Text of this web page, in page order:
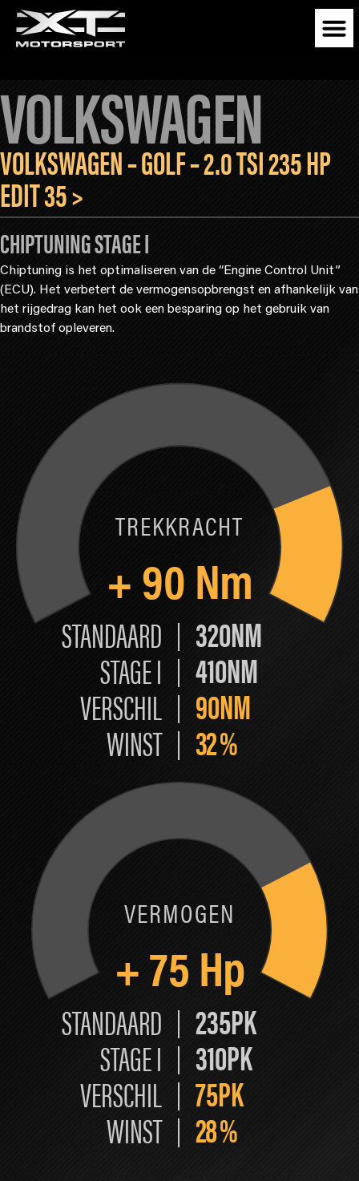
VOLKSWAGEN
VOLKSWAGEN – GOLF – 2.0 TSI 235 HP
EDIT 35 >
CHIPTUNING STAGE I
Chiptuning is het optimaliseren van de “Engine Control Unit”
(ECU). Het verbetert de vermogensopbrengst en afhankelijk van
het rijgedrag kan het ook een besparing op het gebruik van
brandstof opleveren.
TREKKRACHT
+90Nm
STANDAARD 320NM
STAGE I 410NM
VERSCHIL 90NM
WINST 32%
VERMOGEN
+75Hp
STANDAARD 235PK
STAGE I 310PK
VERSCHIL 75PK
WINST 28%